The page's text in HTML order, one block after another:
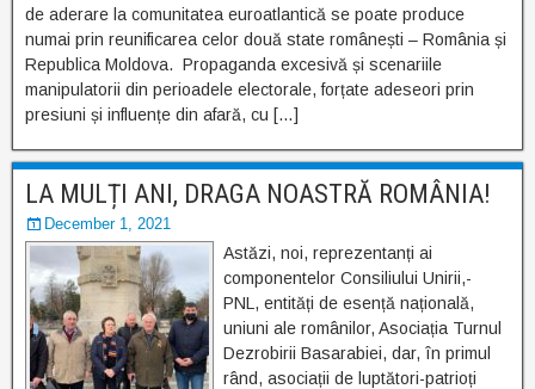
de aderare la comunitatea euroatlantică se poate produce
numai prin reunificarea celor două state românești – România și
Republica Moldova. Propaganda excesivă și scenariile
manipulatorii din perioadele electorale, forțate adeseori prin
presiuni și influențe din afară, cu […]
LA MULȚI ANI, DRAGA NOASTRĂ ROMÂNIA!
December 1, 2021
Astăzi, noi, reprezentanți ai
componentelor Consiliului Unirii,-
PNL, entități de esență națională,
uniuni ale românilor, Asociația Turnul
Dezrobirii Basarabiei, dar, în primul
rând, asociații de luptători-patrioți